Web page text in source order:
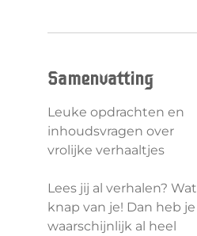
Samenvatting
Leuke opdrachten en
inhoudsvragen over
vrolijke verhaaltjes
Lees jij al verhalen? Wat
knap van je! Dan heb je
waarschijnlijk al heel